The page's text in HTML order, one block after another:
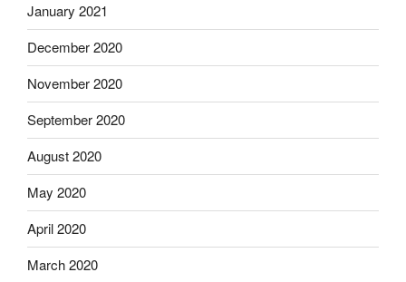
January 2021
December 2020
November 2020
September 2020
August 2020
May 2020
April 2020
March 2020